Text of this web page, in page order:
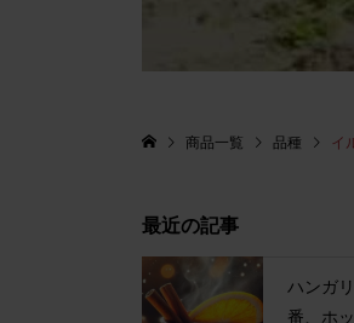
商品一覧 品種 イ
最近の記事
ハンガ
番、ホ